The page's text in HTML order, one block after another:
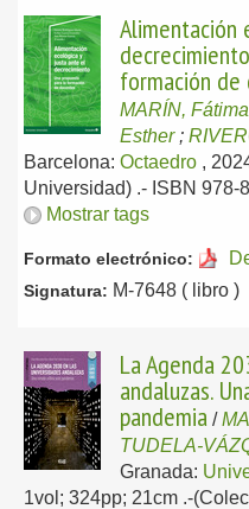
Alimentación
formación de
MARÍN, Fátima
Esther;
Barcelona: Octaedro ,
Universidad) .- ISBN 978-
Mostrar tags
Formato electrónico:
Signatura: M-7648 ( libro )
La Agenda
andaluzas.
pandemia /
TUDELA-
Granada:
1vol; 324pp; 21cm .-